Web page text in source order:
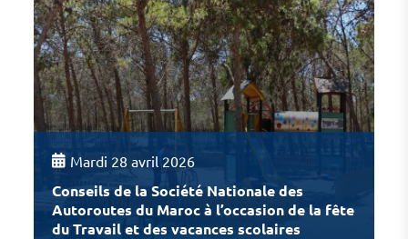
Mardi 28 avril 2026
Conseils de la Société Nationale des
Autoroutes du Maroc à l’occasion de la fête
du Travail et des vacances scolaires